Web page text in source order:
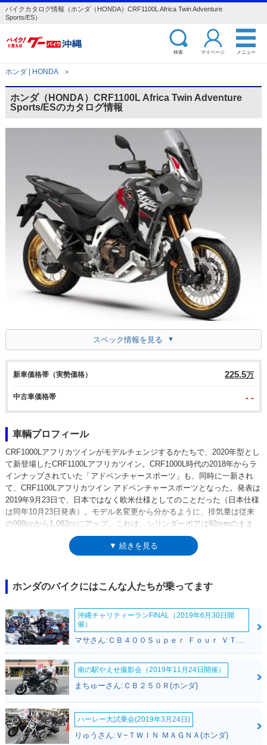
バイクカタログ情報（ホンダ（HONDA）CRF1100L Africa Twin Adventure
Sports/ES）
検索 マイページ メニュー
ホンダ | HONDA ＞
ホンダ（HONDA）CRF1100L Africa Twin Adventure
Sports/ESのカタログ情報
スペック情報を見る
新車価格帯（実勢価格） 225.5万
中古車価格帯 - -
車輌プロフィール
CRF1000Lアフリカツインがモデルチェンジするかたちで、2020年型とし
て新登場したCRF1100Lアフリカツイン。CRF1000L時代の2018年からラ
インナップされていた「アドベンチャースポーツ」も、同時に一新され
て、CRF1100Lアフリカツイン アドベンチャースポーツとなった。発表は
2019年9月23日で、日本ではなく欧米仕様としてのことだった（日本仕様
は同年10月23日発表）。モデル名変更から分かるように、排気量は従来
の998ccから1,082ccにアップ。これは、シリンダーボアは92mmのまま、
ピストンストロークを伸ばして81.4mmとすることで得られたもの。欧州
での新規制「ユーロ5」適合を、少し排気量を拡大することも含めて行う
ものになり、ツリ目2眼のヘッドライトは、中央で繋がった形状になっ
た。そのヘッドライト下にはコーナリングライトも装備された。また、ベ
ースのアフリカツインはショートスクリーン化されたが、アドベンチャー
スポーツは、これまで通りロングタイプ（高さと角度は5段階調整可
能）。メーターは、6.5インチのTFTフルカラーとなり、メインパネル下
のサブディスプレイにも速度などが表示されるようになっていた。フレー
ムは軽くなり、各種の電子制御もアップデートされていた。なお、これま
で同様に、トランスミッションは、マニュアル6速または電子制御デュア
ルクラッチ6速（DCT）の2タイプ設定だった。さらに、ショーワ製電子制
御サスを装備した「ES」タイプもラインナップされた（ESタイプが先行
して販売された）。2022年1月に仕様変更を受け、平成32年（令和2年）
排出ガス規制に適合。ウインドスクリーンの形が変更され、少しコンパク
トになった。デイタイムランニングライトも装備した。また、電子制御サ
スを装備した「ES」タイプのみのラインナップになった。2024年に仕様
▼ 続きを見る
ホンダのバイクにはこんな人たちが乗ってます
沖縄チャリティーランFINAL（2019年6月30日開
催）
南の駅やえせ撮影会（2019年11月24日開催）
まちゅーさん:ＣＢ２５０Ｒ(ホンダ)
ハーレー大試乗会(2019年3月24日)
りゅうさん:Ｖ−ＴＷＩＮ ＭＡＧＮＡ(ホンダ)